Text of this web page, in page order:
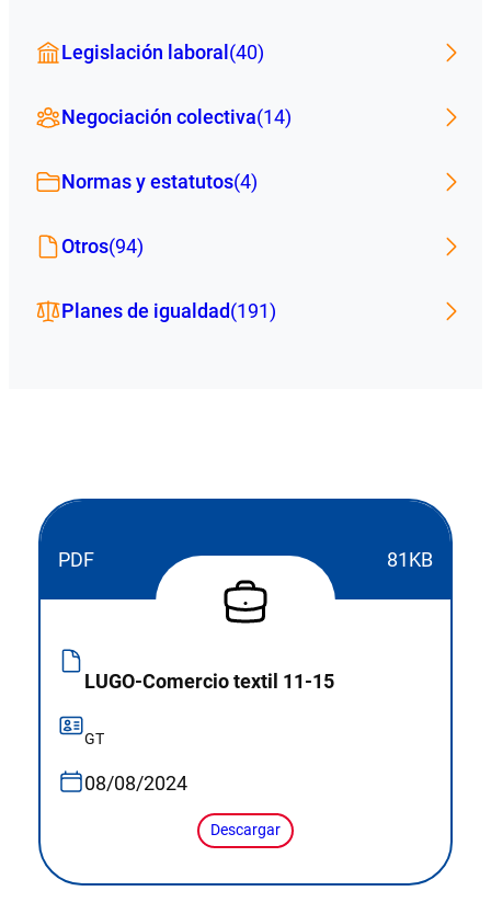
Legislación laboral (40)
Negociación colectiva(14)
Normas y estatutos(4)
Otros(94)
Planes de igualdad(191)
PDF 81KB
LUGO-Comercio textil 11-15
GT
08/08/2024
Descargar